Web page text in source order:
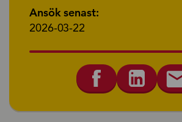
Ansök senast:
2026-03-22